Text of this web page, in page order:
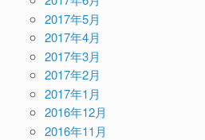
2017年5月
2017年4月
2017年3月
2017年2月
2017年1月
2016年12月
2016年11月